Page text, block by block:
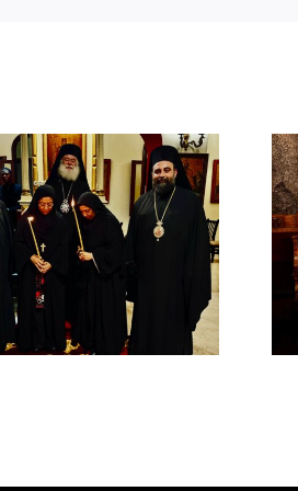
Νέος Αρχιμανδρίτης
και Πατριαρχική Τιμή
στον Γενικό Πρόξενο
Αλεξανδρείας